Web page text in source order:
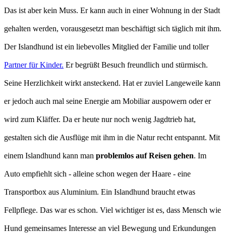
Das ist aber kein Muss. Er kann auch in einer Wohnung in der Stadt
gehalten werden, vorausgesetzt man beschäftigt sich täglich mit ihm.
Der Islandhund ist ein liebevolles Mitglied der Familie und toller
Partner für Kinder. Er begrüßt Besuch freundlich und stürmisch.
Seine Herzlichkeit wirkt ansteckend. Hat er zuviel Langeweile kann
er jedoch auch mal seine Energie am Mobiliar auspowern oder er
wird zum Kläffer. Da er heute nur noch wenig Jagdtrieb hat,
gestalten sich die Ausflüge mit ihm in die Natur recht entspannt. Mit
einem Islandhund kann man problemlos auf Reisen gehen. Im
Auto empfiehlt sich - alleine schon wegen der Haare - eine
Transportbox aus Aluminium. Ein Islandhund braucht etwas
Fellpflege. Das war es schon. Viel wichtiger ist es, dass Mensch wie
Hund gemeinsames Interesse an viel Bewegung und Erkundungen